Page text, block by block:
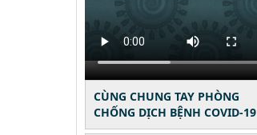
CÙNG CHUNG TAY PHÒNG
CHỐNG DỊCH BỆNH COVID-19